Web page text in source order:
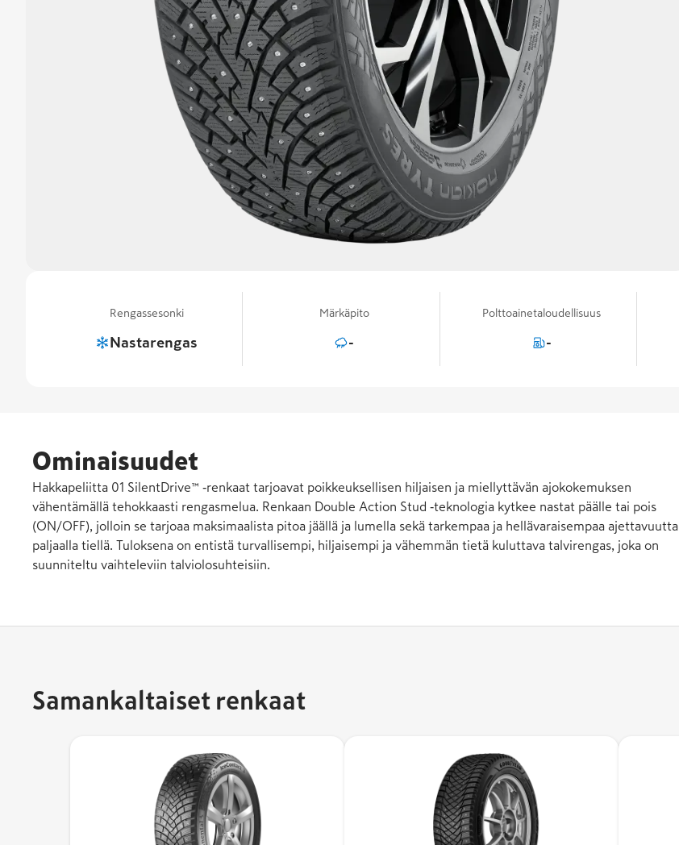
Rengassesonki
Nastarengas
Märkäpito
-
Polttoainetaloudellisuus
-
Ominaisuudet
Hakkapeliitta 01 SilentDrive™ ‑renkaat tarjoavat poikkeuksellisen hiljaisen ja miellyttävän ajokokemuksen
vähentämällä tehokkaasti rengasmelua. Renkaan Double Action Stud ‑teknologia kytkee nastat päälle tai pois
(ON/OFF), jolloin se tarjoaa maksimaalista pitoa jäällä ja lumella sekä tarkempaa ja hellävaraisempaa ajettavuutta
paljaalla tiellä. Tuloksena on entistä turvallisempi, hiljaisempi ja vähemmän tietä kuluttava talvirengas, joka on
suunniteltu vaihteleviin talviolosuhteisiin.
Samankaltaiset renkaat